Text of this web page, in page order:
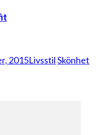
2015LivsstilSkönhet